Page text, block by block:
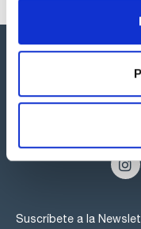
Suscríbete a la